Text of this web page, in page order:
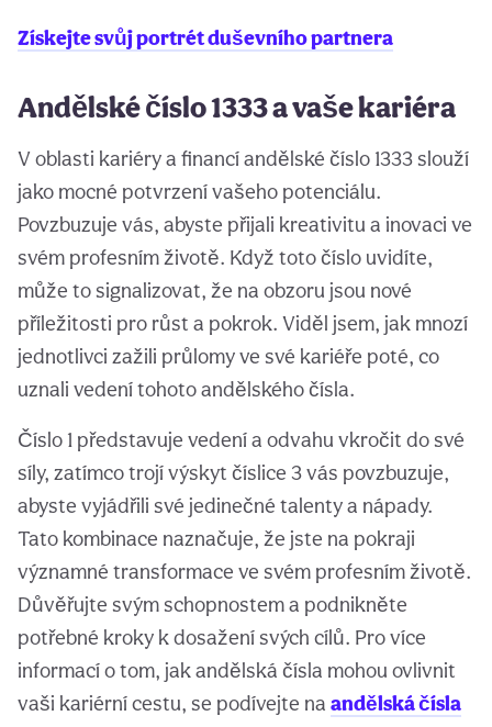
Získejte svůj portrét duševního partnera
Andělské číslo 1333 a vaše kariéra
V oblasti kariéry a financí andělské číslo 1333 slouží
jako mocné potvrzení vašeho potenciálu.
Povzbuzuje vás, abyste přijali kreativitu a inovaci ve
svém profesním životě. Když toto číslo uvidíte,
může to signalizovat, že na obzoru jsou nové
příležitosti pro růst a pokrok. Viděl jsem, jak mnozí
jednotlivci zažili průlomy ve své kariéře poté, co
uznali vedení tohoto andělského čísla.
Číslo 1 představuje vedení a odvahu vkročit do své
síly, zatímco trojí výskyt číslice 3 vás povzbuzuje,
abyste vyjádřili své jedinečné talenty a nápady.
Tato kombinace naznačuje, že jste na pokraji
významné transformace ve svém profesním životě.
Důvěřujte svým schopnostem a podnikněte
potřebné kroky k dosažení svých cílů. Pro více
informací o tom, jak andělská čísla mohou ovlivnit
vaši kariérní cestu, se podívejte na andělská čísla